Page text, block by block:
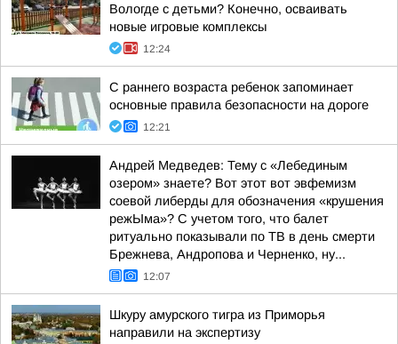
Вологде с детьми? Конечно, осваивать
новые игровые комплексы
12:24
С раннего возраста ребенок запоминает
основные правила безопасности на дороге
12:21
Андрей Медведев: Тему с «Лебединым
озером» знаете? Вот этот вот эвфемизм
соевой либерды для обозначения «крушения
режЫма»? С учетом того, что балет
ритуально показывали по ТВ в день смерти
Брежнева, Андропова и Черненко, ну...
12:07
Шкуру амурского тигра из Приморья
направили на экспертизу